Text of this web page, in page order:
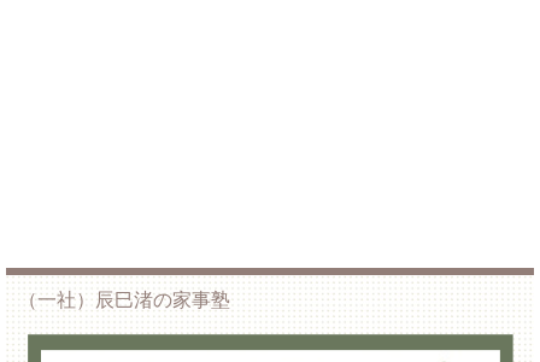
（一社）辰巳渚の家事塾